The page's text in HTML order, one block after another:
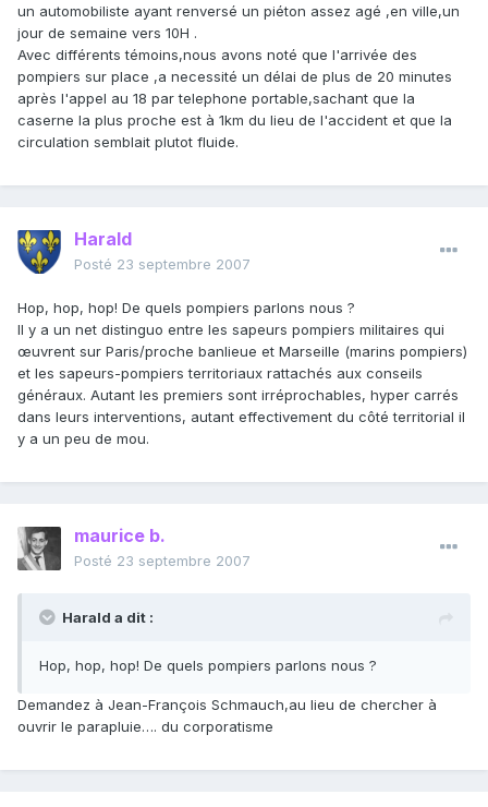
un automobiliste ayant renversé un piéton assez agé ,en ville,un
jour de semaine vers 10H .
Avec différents témoins,nous avons noté que l'arrivée des
pompiers sur place ,a necessité un délai de plus de 20 minutes
après l'appel au 18 par telephone portable,sachant que la
caserne la plus proche est à 1km du lieu de l'accident et que la
circulation semblait plutot fluide.
Harald
Posté 23 septembre 2007
Hop, hop, hop! De quels pompiers parlons nous ?
Il y a un net distinguo entre les sapeurs pompiers militaires qui
œuvrent sur Paris/proche banlieue et Marseille (marins pompiers)
et les sapeurs-pompiers territoriaux rattachés aux conseils
généraux. Autant les premiers sont irréprochables, hyper carrés
dans leurs interventions, autant effectivement du côté territorial il
y a un peu de mou.
maurice b.
Posté 23 septembre 2007
Harald a dit :
Hop, hop, hop! De quels pompiers parlons nous ?
Demandez à Jean-François Schmauch,au lieu de chercher à
ouvrir le parapluie…. du corporatisme